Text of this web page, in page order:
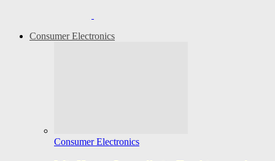
Consumer Electronics
Consumer Electronics